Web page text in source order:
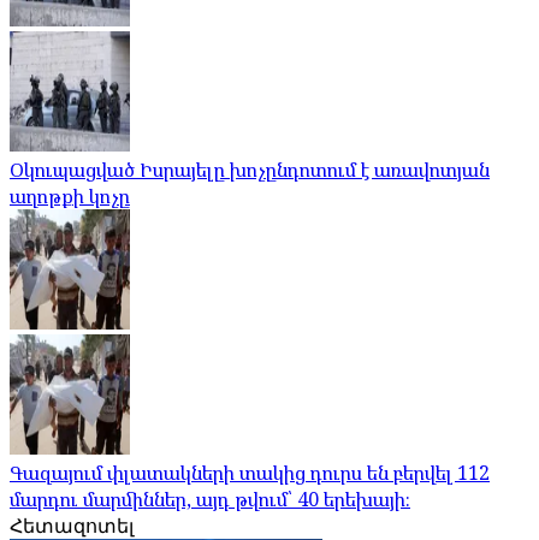
Օկուպացված Իսրայելը խոչընդոտում է առավոտյան
աղոթքի կոչը
Գազայում փլատակների տակից դուրս են բերվել 112
մարդու մարմիններ, այդ թվում՝ 40 երեխայի։
Հետազոտել